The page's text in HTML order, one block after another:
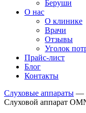
Беруши
О нас
О клинике
Врачи
Отзывы
Уголок
Прайс-лист
Блог
Контакты
Слуховые аппараты —
Слуховой аппарат